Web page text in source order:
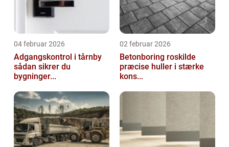
04 februar 2026
Adgangskontrol i tårnby
sådan sikrer du
bygninger...
02 februar 2026
Betonboring roskilde
præcise huller i stærke
kons...